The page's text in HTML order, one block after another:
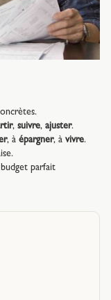
, suivre, ajuster.
, à épargner, à vivre.
parfait